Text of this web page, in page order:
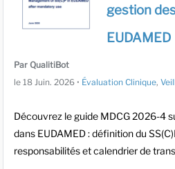
gestion
EUDAMED
Par QualitiBot
le 18 Juin. 2026 • Évaluation Clinique,
Découvrez le guide MDCG 2026-4
dans EUDAMED : définition du
responsabilités et calendrier de